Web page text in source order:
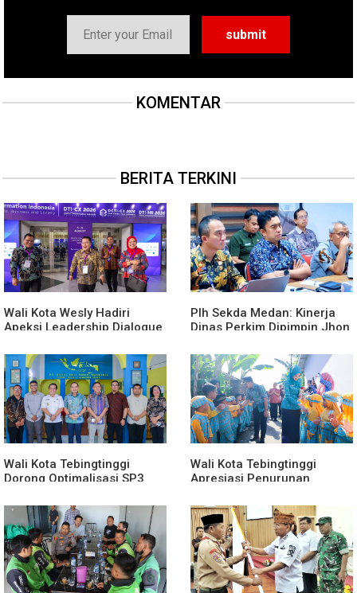
KOMENTAR
BERITA TERKINI
Wali Kota Wesly Hadiri
Apeksi Leadership Dialogue
Transformasi Digital
Plh Sekda Medan: Kinerja
Dinas Perkim Dipimpin Jhon
Kelurahan
Wali Kota Tebingtinggi
Dorong Optimalisasi SP3
Wali Kota Tebingtinggi
Apresiasi Penurunan